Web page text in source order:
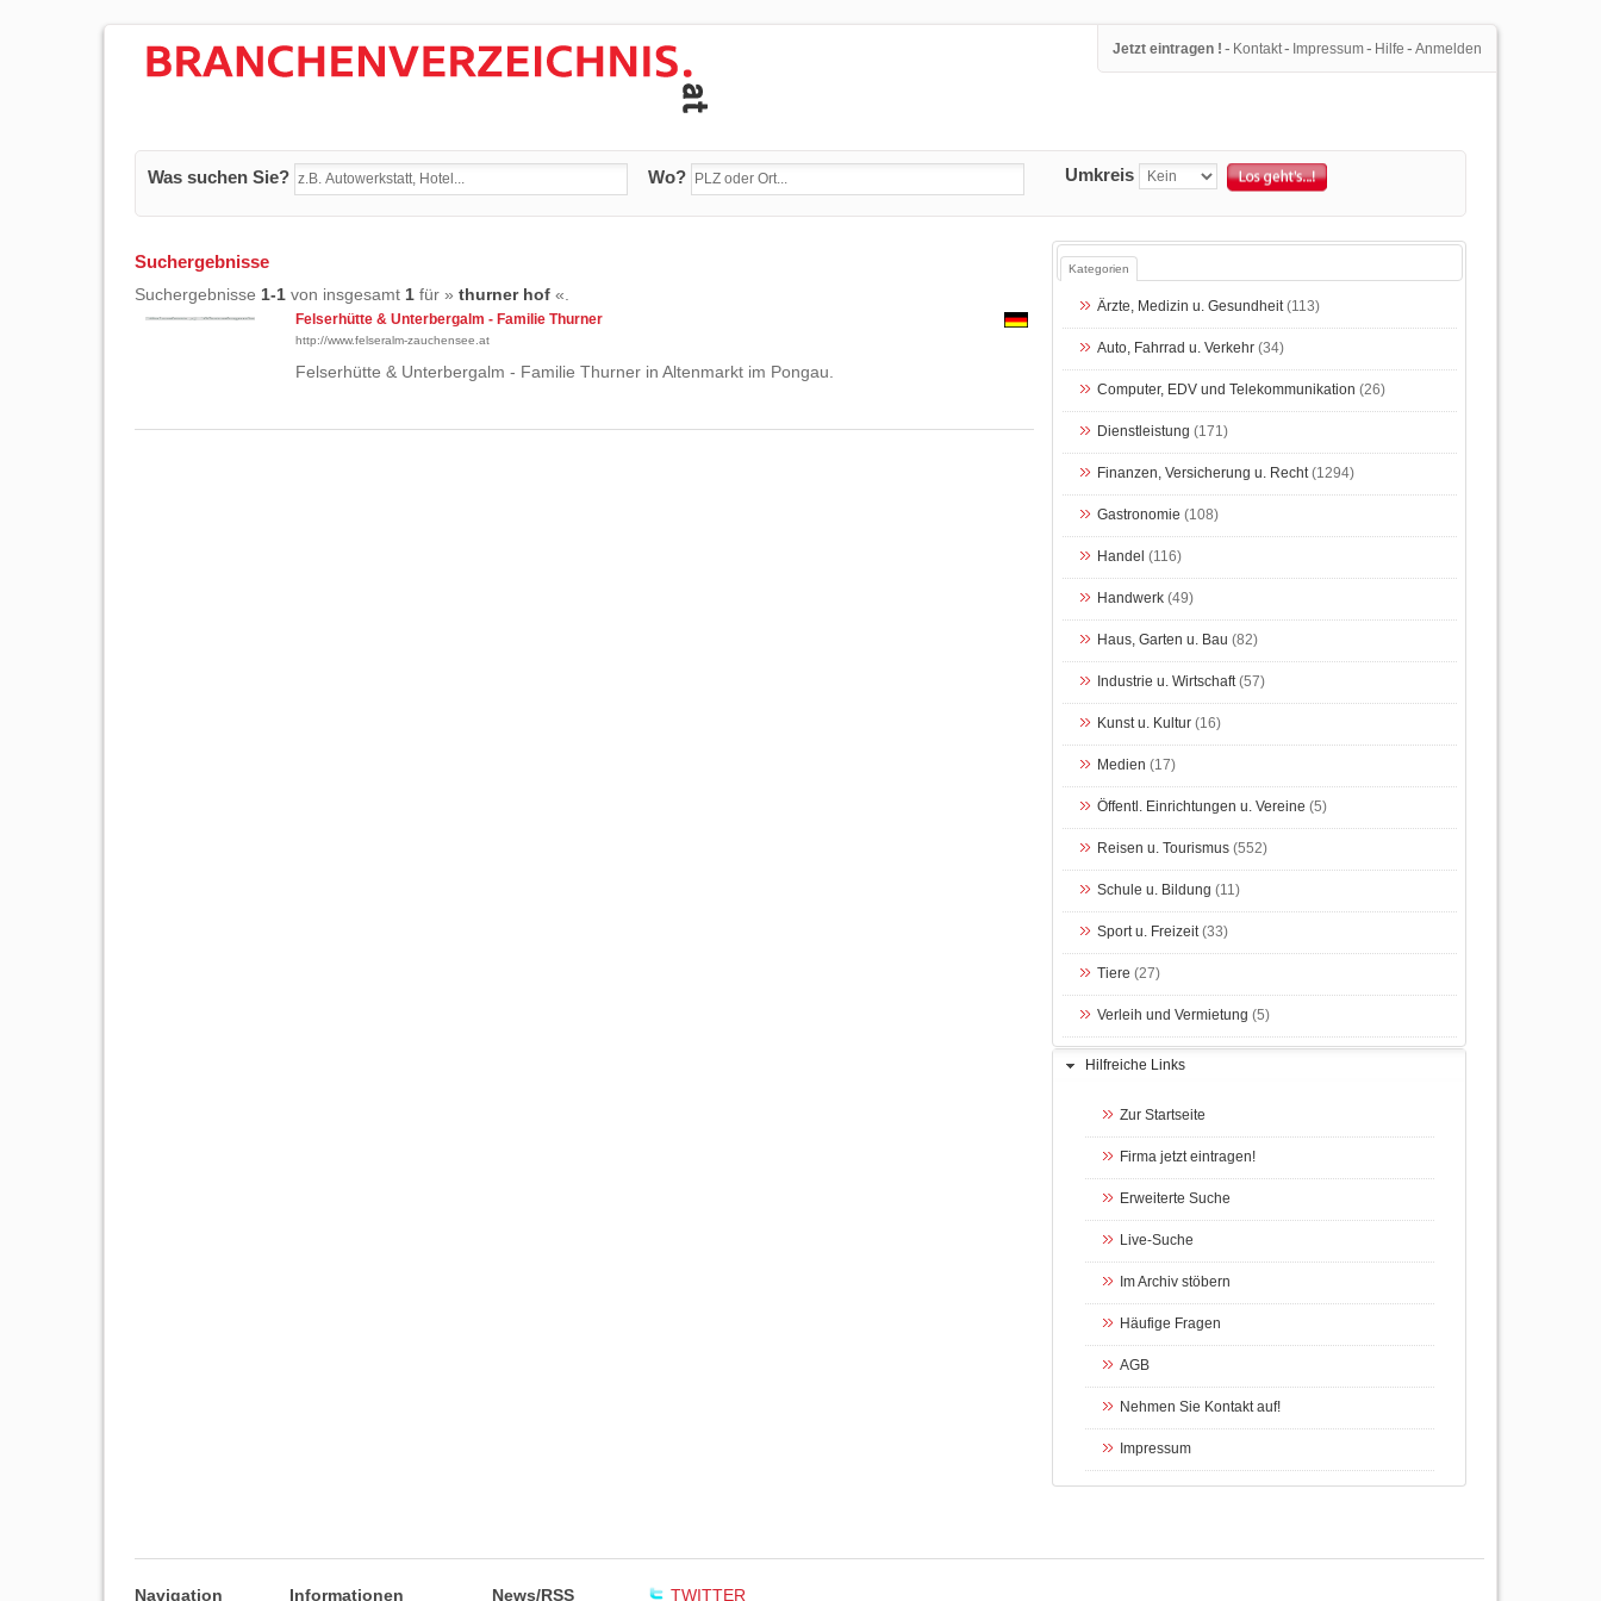
Jetzt eintragen ! - Kontakt- Impressum- Hilfe - Anmelden
Was suchen Sie? Wo? Umkreis
Suchergebnisse
Suchergebnisse 1-1 von insgesamt 1 für » thurner hof «.
Felserhütte & Unterbergalm - Familie Thurner
http://www.felseralm-zauchensee.at
Felserhütte & Unterbergalm - Familie Thurner in Altenmarkt im Pongau.
Kategorien
Ärzte, Medizin u. Gesundheit(113)
Auto, Fahrrad u. Verkehr(34)
Computer, EDV und Telekommunikation (26)
Dienstleistung (171)
Finanzen, Versicherung u. Recht(1294)
Gastronomie (108)
Handel (116)
Handwerk(49)
Haus, Garten u. Bau (82)
Industrie u. Wirtschaft(57)
Kunst u. Kultur(16)
Medien (17)
Öffentl. Einrichtungen u. Vereine (5)
Reisen u. Tourismus(552)
Schule u. Bildung (11)
Sport u. Freizeit(33)
Tiere (27)
Verleih und Vermietung (5)
Hilfreiche Links
Zur Startseite
Firma jetzt eintragen!
Erweiterte Suche
Live-Suche
Im Archiv stöbern
Häufige Fragen
AGB
Nehmen Sie Kontakt auf!
Impressum
Navigation Informationen News/RSS TWITTER